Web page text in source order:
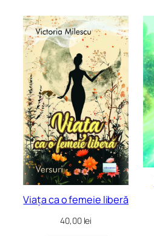
Viața ca o femeie liberă
40,00 lei